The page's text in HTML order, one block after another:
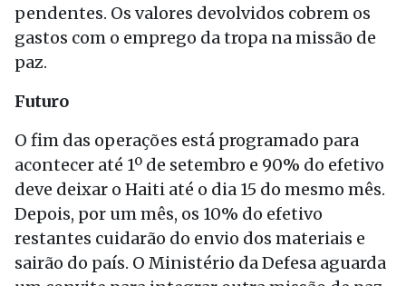
pendentes. Os valores devolvidos cobrem os
gastos com o emprego da tropa na missão de
paz.
Futuro
O fim das operações está programado para
acontecer até 1º de setembro e 90% do efetivo
deve deixar o Haiti até o dia 15 do mesmo mês.
Depois, por um mês, os 10% do efetivo
restantes cuidarão do envio dos materiais e
sairão do país. O Ministério da Defesa aguarda